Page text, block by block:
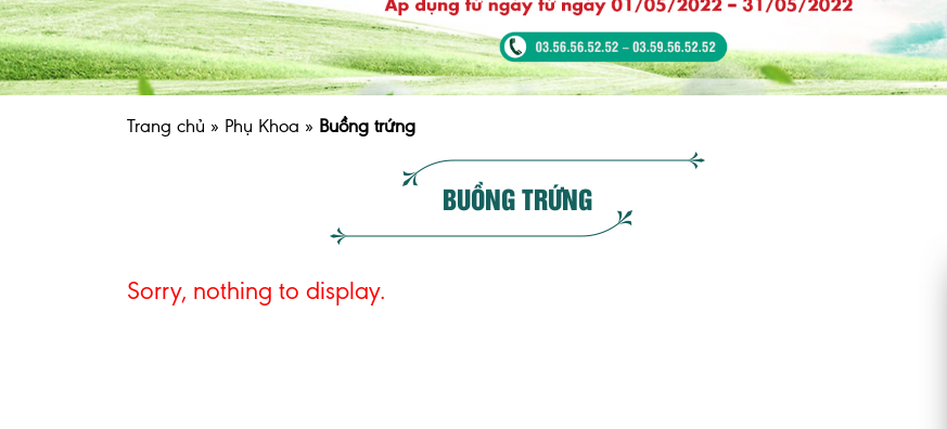
Trang chủ » Phụ Khoa » Buồng trứng
BUỒNG TRỨNG
Sorry, nothing to display.